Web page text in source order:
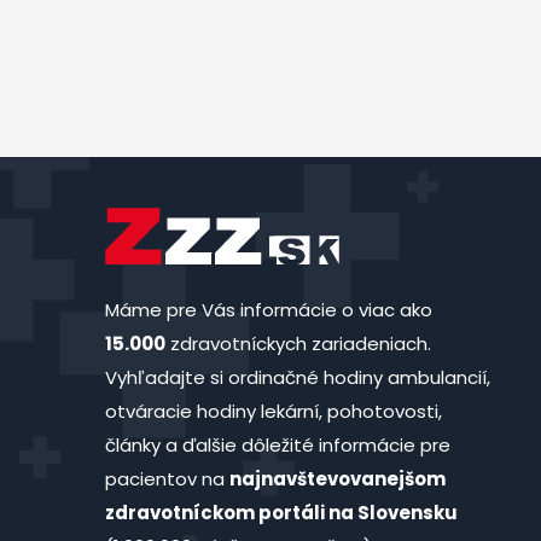
Máme pre Vás informácie o viac ako
15.000 zdravotníckych zariadeniach.
Vyhľadajte si ordinačné hodiny ambulancií,
otváracie hodiny lekární, pohotovosti,
články a ďalšie dôležité informácie pre
pacientov na najnavštevovanejšom
zdravotníckom portáli na Slovensku